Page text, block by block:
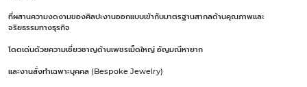
ที่ผสานความงดงามของศิลปะงานออกแบบเข้ากับมาตรฐานสากลด้านคุณภาพและ
จริยธรรมทางธุรกิจ
โดดเด่นด้วยความเชี่ยวชาญด้านเพชรเม็ดใหญ่ อัญมณีหายาก
และงานสั่งทำเฉพาะบุคคล (Bespoke Jewelry)